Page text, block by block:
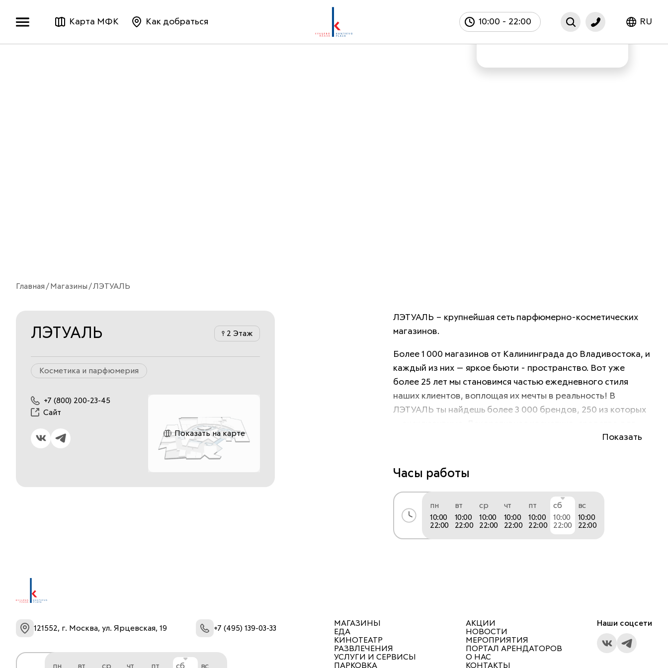
Карта МФК Как добраться 10:00 - 22:00 RU
Главная Магазины ЛЭТУАЛЬ
ЛЭТУАЛЬ 2 Этаж
Косметика и парфюмерия
+7 (800) 200-23-45
Сайт
Показать на карте
ЛЭТУАЛЬ – крупнейшая сеть парфюмерно-косметических
магазинов.
Более 1 000 магазинов от Калининграда до Владивостока, и
каждый из них — яркое бьюти - пространство. Вот уже
более 25 лет мы становимся частью ежедневного стиля
наших клиентов, воплощая их мечты в реальность! В
ЛЭТУАЛЬ ты найдешь более 3 000 брендов, 250 из которых
ухода за кожей и волосами, товары для дома и спорта,
питомцев. Совершенно все для красоты и не только в
ЛЭТУАЛЬ.
Показать
Часы работы
пн
10:00
22:00
вт
10:00
22:00
ср
10:00
22:00
чт
10:00
22:00
пт
10:00
22:00
сб
10:00
22:00
вс
10:00
22:00
121552, г. Москва, ул. Ярцевская, 19 +7 (495) 139-03-33
пн вт ср чт пт сб вс
МАГАЗИНЫ
ЕДА
КИНОТЕАТР
РАЗВЛЕЧЕНИЯ
УСЛУГИ И СЕРВИСЫ
ПАРКОВКА
АКЦИИ
НОВОСТИ
МЕРОПРИЯТИЯ
ПОРТАЛ АРЕНДАТОРОВ
О НАС
КОНТАКТЫ
Наши соцсети